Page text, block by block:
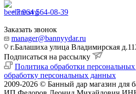
+7 964 564-08-39
Заказать звонок
manager@bannyydar.ru
г.Балашиха улица Владимирская
Подписаться на рассылку
Политика обработки
обработку персональных данных
2009-2026 © Банный дар магазин для